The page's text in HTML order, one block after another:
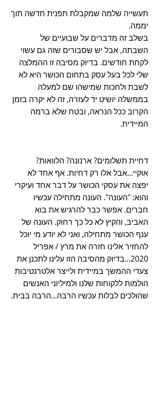
תעשייה שלמה שמקבלת תפנית חדשה תוך
יממה.
בשלב זה מדברים על שבועיים של
השבתה, אבל יש שסבורים שזה גם עשוי
לקחת חודשים. בדיוק מסיבה זו ההמלצה
שלי לכל בעל עסק בתחום הכושר היא לא
לשבת ולחכות שמישהו שם למעלה
בממשלה יושיט יד לעזרה, זה לא יקרה בזמן
הקרוב ככל הנראה, ובטח שלא ברמה
המיידית.
דחיית תשלומים? ארנונה? הלוואות?
אוקיי...אבל אלו רק דחיות. אף אחד לא
יפצה את עסקי הכושר על דבר אחד ועיקרי
והוא: "העונה". העונה מתחילה עכשיו
חברים. אפשר כבר להרגיש את בוא
האביב, והקיץ לא כל כך רחוק. העונה של
ענף הכושר מתחילה, ואני לא יודע מי יוכל
להחזיר אלינו חזרה את מרץ / אפריל
2020...בדיוק מהסיבה הזו עלינו לתכנן את
צעדי ההמשך במיידית ולייצר אלטרנטיבות
הולמות ללקוחות שלנו ולמיליוני האנשים
שהולכים לבלות עכשיו הרבה...הרבה בבית.